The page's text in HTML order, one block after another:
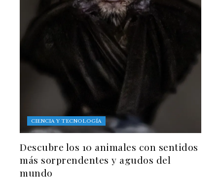
CIENCIA Y TECNOLOGÍA
Descubre los 10 animales con sentidos
más sorprendentes y agudos del
mundo